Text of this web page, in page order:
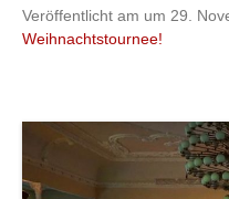
Veröffentlicht am um 29.
Weihnachtstournee!